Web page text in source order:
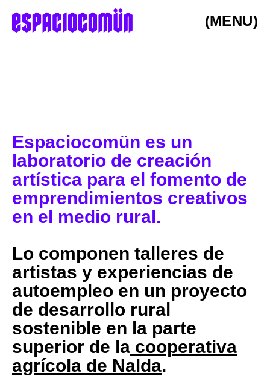
(MENU)
Espaciocomün es un
laboratorio de creación
artística para el fomento de
emprendimientos creativos
en el medio rural.
Lo componen talleres de
artistas y experiencias de
autoempleo en un proyecto
de desarrollo rural
sostenible en la parte
superior de lacooperativa
agrícola de Nalda.